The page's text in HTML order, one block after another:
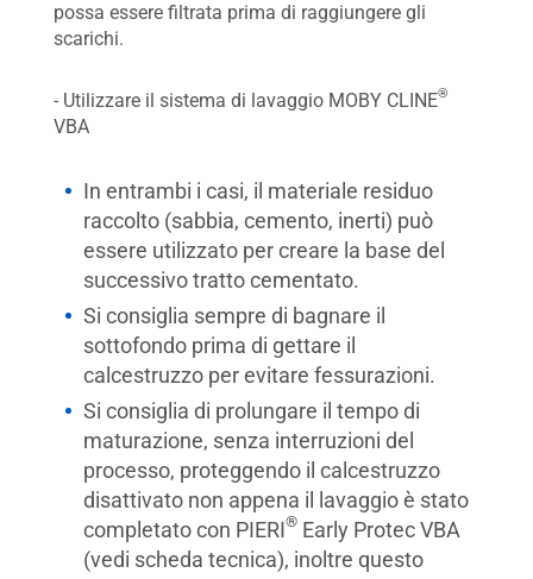
possa essere filtrata prima di raggiungere gli
scarichi.
- Utilizzare il sistema di lavaggio MOBY CLINE®
VBA
In entrambi i casi, il materiale residuo
raccolto (sabbia, cemento, inerti) può
essere utilizzato per creare la base del
successivo tratto cementato.
Si consiglia sempre di bagnare il
sottofondo prima di gettare il
calcestruzzo per evitare fessurazioni.
Si consiglia di prolungare il tempo di
maturazione, senza interruzioni del
processo, proteggendo il calcestruzzo
disattivato non appena il lavaggio è stato
completato con PIERI® Early Protec VBA
(vedi scheda tecnica), inoltre questo